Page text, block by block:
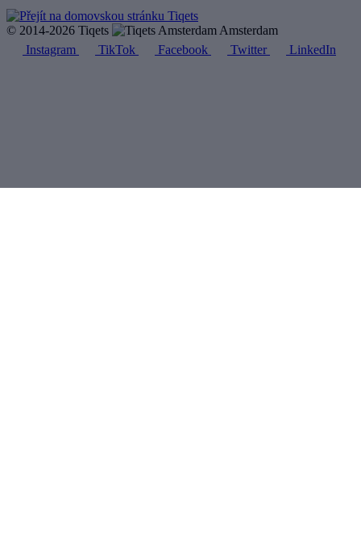
© 2014-2026 Tiqets
Amsterdam
Instagram
TikTok Facebook Twitter LinkedIn